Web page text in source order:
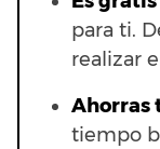
para ti.
realizar
Ahorras
tiempo